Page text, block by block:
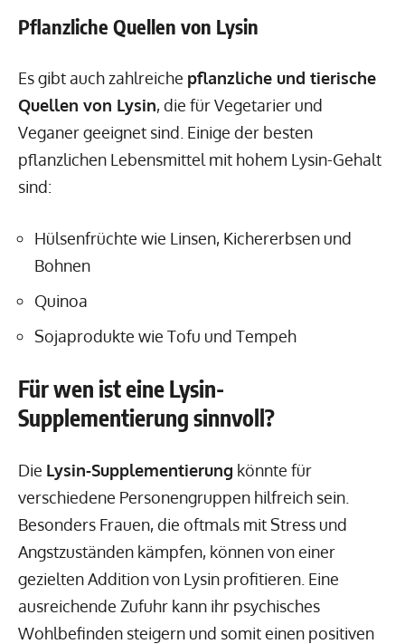
Pflanzliche Quellen von Lysin
Es gibt auch zahlreiche pflanzliche und tierische
Quellen von Lysin, die für Vegetarier und
Veganer geeignet sind. Einige der besten
pflanzlichen Lebensmittel mit hohem Lysin-Gehalt
sind:
Hülsenfrüchte wie Linsen, Kichererbsen und
Bohnen
Quinoa
Sojaprodukte wie Tofu und Tempeh
Für wen ist eine Lysin-
Supplementierung sinnvoll?
Die Lysin-Supplementierung könnte für
verschiedene Personengruppen hilfreich sein.
Besonders Frauen, die oftmals mit Stress und
Angstzuständen kämpfen, können von einer
gezielten Addition von Lysin profitieren. Eine
ausreichende Zufuhr kann ihr psychisches
Wohlbefinden steigern und somit einen positiven